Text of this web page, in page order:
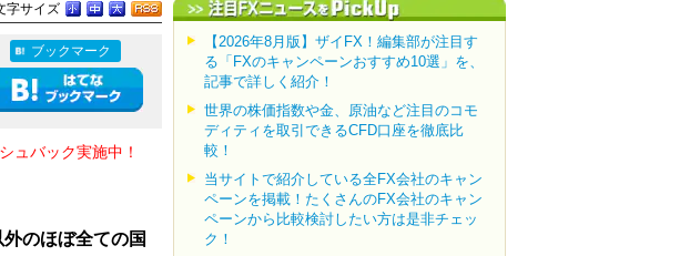
字サイズ
ブックマーク
ュバック実施中！
のほぼ全ての国
【2026年8月版】ザイFX！編集部が注目す
る「FXのキャンペーンおすすめ10選」を、
記事で詳しく紹介！
世界の株価指数や金、原油など注目のコモ
ディティを取引できるCFD口座を徹底比
較！
当サイトで紹介している全FX会社のキャン
ペーンを掲載！たくさんのFX会社のキャン
ペーンから比較検討したい方は是非チェッ
ク！